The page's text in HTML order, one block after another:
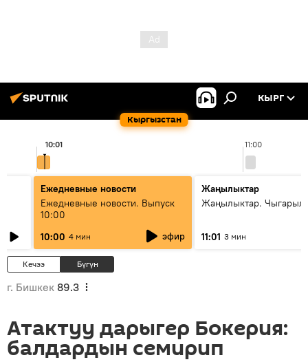
Кыргызстан
КЫРГ
11:00
10:01
Ежедневные новости
Ежедневные новости. Выпуск
10:00
10:00 4 мин эфир
Жаңылыктар
Жаңылыктар.
11:01 3 мин
Кечээ Бүгүн
г. Бишкек 89.3
Атактуу дарыгер Бокерия:
балдардын семирип